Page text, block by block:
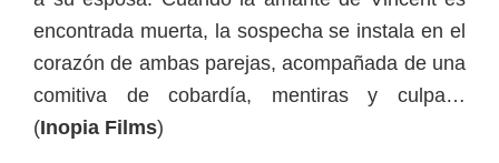
encontrada muerta, la sospecha se instala en el
corazón de ambas parejas, acompañada de una
comitiva de cobardía, mentiras y culpa…
(Inopia Films)